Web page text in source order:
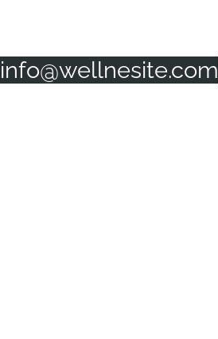
info@wellnesite.com